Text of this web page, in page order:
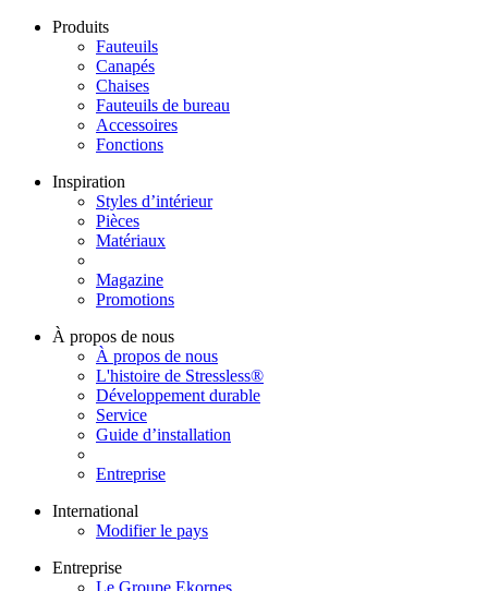
Produits
Fauteuils
Canapés
Chaises
Fauteuils de bureau
Accessoires
Fonctions
Inspiration
Styles d’intérieur
Pièces
Matériaux
Magazine
Promotions
À propos de nous
À propos de nous
L'histoire de Stressless®
Développement durable
Service
Guide d’installation
Entreprise
International
Modifier le pays
Entreprise
Le Groupe Ekornes